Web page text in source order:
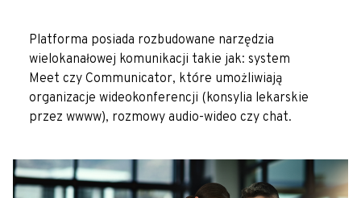
Platforma posiada rozbudowane narzędzia
wielokanałowej komunikacji takie jak: system
Meet czy Communicator, które umożliwiają
organizacje wideokonferencji (konsylia lekarskie
przez wwww), rozmowy audio-wideo czy chat.